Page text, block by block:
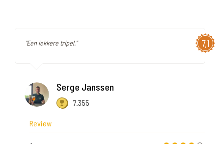
7,1
"Een lekkere tripel."
Serge Janssen
7.355
Review